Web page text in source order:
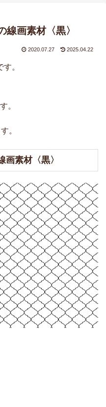
線画素材〈黒〉
2020.07.27 2025.04.22
。
。
。
素材〈黒〉